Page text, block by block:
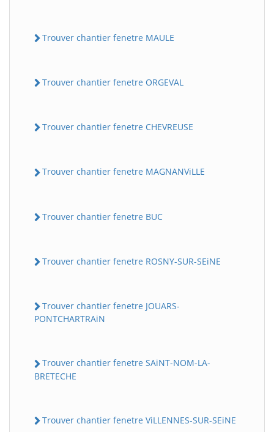
Trouver chantier fenetre MAULE
Trouver chantier fenetre ORGEVAL
Trouver chantier fenetre CHEVREUSE
Trouver chantier fenetre MAGNANViLLE
Trouver chantier fenetre BUC
Trouver chantier fenetre ROSNY-SUR-SEiNE
Trouver chantier fenetre JOUARS-
PONTCHARTRAiN
Trouver chantier fenetre SAiNT-NOM-LA-
BRETECHE
Trouver chantier fenetre ViLLENNES-SUR-SEiNE